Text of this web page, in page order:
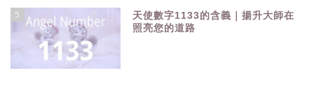
5
天使數字1133的含義｜揚升大師在
照亮您的道路